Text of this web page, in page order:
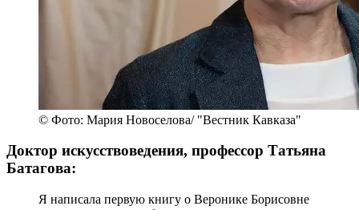
© Фото: Мария Новоселова/ "Вестник Кавказа"
Доктор искусствоведения, профессор Татьяна
Батагова:
Я написала первую книгу о Веронике Борисовне